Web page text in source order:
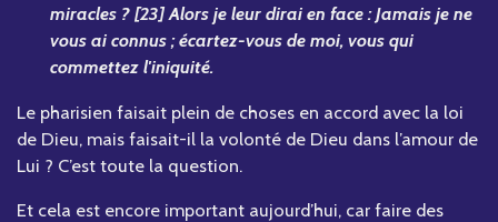
miracles ? [23] Alors je leur dirai en face : Jamais je ne
vous ai connus ; écartez-vous de moi, vous qui
commettez l'iniquité.
Le pharisien faisait plein de choses en accord avec la loi
de Dieu, mais faisait-il la volonté de Dieu dans l’amour de
Lui ? C’est toute la question.
Et cela est encore important aujourd’hui, car faire des